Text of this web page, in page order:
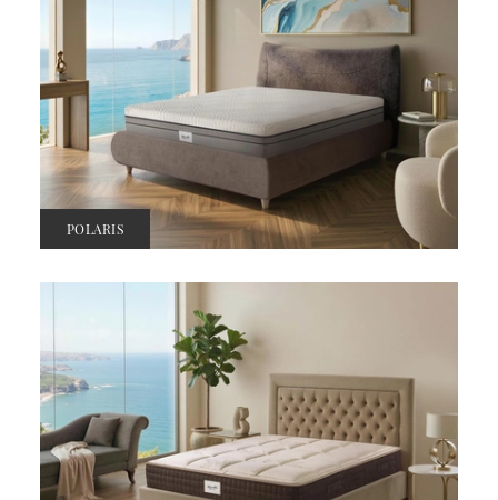
POLARIS